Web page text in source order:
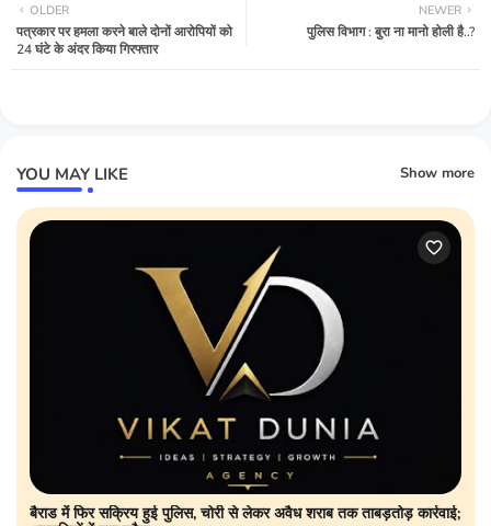
NEWER
पुलिस विभाग : बुरा ना मानो होली है..?
OLDER
पत्रकार पर हमला करने बाले दोनों आरोपियों को
24 घंटे के अंदर किया गिरफ्तार
YOU MAY LIKE Show more
बैराड में फिर सक्रिय हुई पुलिस, चोरी से लेकर अवैध शराब तक ताबड़तोड़ कार्रवाई;